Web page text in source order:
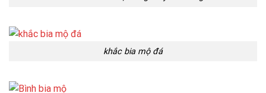
khắc bia mộ đá